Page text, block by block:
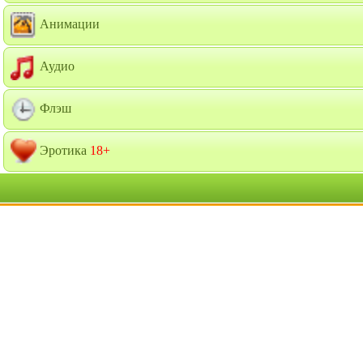
Анимации
Аудио
Флэш
Эротика 18+